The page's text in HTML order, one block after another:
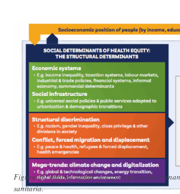
Figura del informe donde se exponen los
sanitaria.